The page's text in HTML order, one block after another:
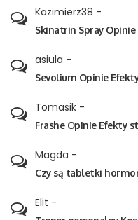
Kazimierz38 -
Skinatrin Spray
asiula -
Sevolium Opinie
Tomasik -
Frashe Opinie Efekty
Magda -
Czy są tabletki
Elit -